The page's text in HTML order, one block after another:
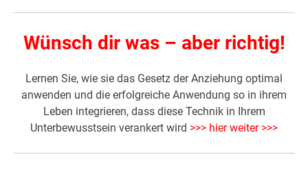
Wünsch dir was – aber richtig!
Lernen Sie, wie sie das Gesetz der Anziehung optimal
anwenden und die erfolgreiche Anwendung so in ihrem
Leben integrieren, dass diese Technik in Ihrem
Unterbewusstsein verankert wird >>> hier weiter >>>